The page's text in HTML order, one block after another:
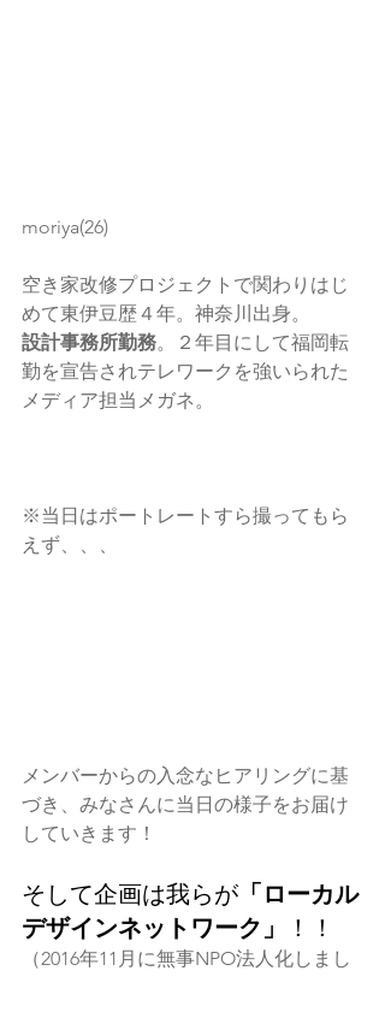
moriya(26)
空き家改修プロジェクトで関わりはじ
めて東伊豆歴４年。神奈川出身。
設計事務所勤務。２年目にして福岡転
勤を宣告されテレワークを強いられた
メディア担当メガネ。
※当日はポートレートすら撮ってもら
えず、、、
メンバーからの入念なヒアリングに基
づき、みなさんに当日の様子をお届け
していきます！
そして企画は我らが 「ローカル
デザインネットワーク」
！！
（2016年11月に無事NPO法人化しまし